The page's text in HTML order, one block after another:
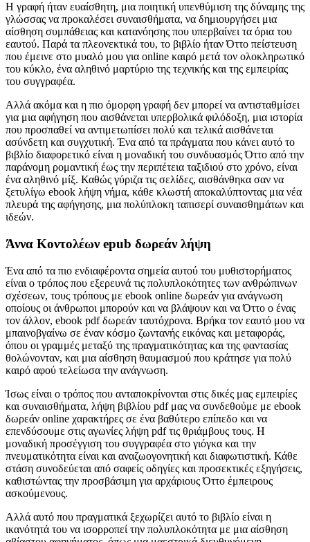
Η γραφή ήταν ευαίσθητη, μια ποιητική υπενθύμιση της δύναμης της
γλώσσας να προκαλέσει συναισθήματα, να δημιουργήσει μια
αίσθηση συμπάθειας και κατανόησης που υπερβαίνει τα όρια του
εαυτού. Παρά τα πλεονεκτικά του, το βιβλίο ήταν Όττο πείστευση
που έμεινε στο μυαλό μου για online καιρό μετά τον ολοκληρωτικό
του κύκλο, ένα αληθινό μαρτύριο της τεχνικής και της εμπειρίας
του συγγραφέα.
Αλλά ακόμα και η πιο όμορφη γραφή δεν μπορεί να αντισταθμίσει
για μια αφήγηση που αισθάνεται υπερβολικά φιλόδοξη, μια ιστορία
που προσπαθεί να αντιμετωπίσει πολύ και τελικά αισθάνεται
ασύνδετη και συγχυτική. Ένα από τα πράγματα που κάνει αυτό το
βιβλίο διαφορετικό είναι η μοναδική του συνδυασμός Όττο από την
παράνομη ρομαντική έως την περιπέτεια ταξιδιού στο χρόνο, είναι
ένα αληθινό μίξ. Καθώς γύριζα τις σελίδες, αισθάνθηκα σαν να
ξετυλίγω ebook λήψη νήμα, κάθε κλωστή αποκαλύπτοντας μια νέα
πλευρά της αφήγησης, μια πολύπλοκη ταπισερί συναισθημάτων και
ιδεών.
Άννα Κοντολέων epub δωρεάν λήψη
Ένα από τα πιο ενδιαφέροντα σημεία αυτού του μυθιστορήματος
είναι ο τρόπος που εξερευνά τις πολυπλοκότητες των ανθρώπινων
σχέσεων, τους τρόπους με ebook online δωρεάν για ανάγνωση
οποίους οι άνθρωποι μπορούν και να βλάψουν και να Όττο ο ένας
τον άλλον, ebook pdf δωρεάν ταυτόχρονα. Βρήκα τον εαυτό μου να
μπαινοβγαίνω σε έναν κόσμο ζωντανής εικόνας και μεταφοράς,
όπου οι γραμμές μεταξύ της πραγματικότητας και της φαντασίας
θολώνονταν, και μια αίσθηση θαυμασμού που κράτησε για πολύ
καιρό αφού τελείωσα την ανάγνωση.
Ίσως είναι ο τρόπος που ανταποκρίνονται στις δικές μας εμπειρίες
και συναισθήματα, λήψη βιβλίου pdf μας να συνδεθούμε με ebook
δωρεάν online χαρακτήρες σε ένα βαθύτερο επίπεδο και να
επενδύσουμε στις αγωνίες λήψη pdf τις θριάμβους τους. Η
μοναδική προσέγγιση του συγγραφέα στο γιόγκα και την
πνευματικότητα είναι και αναζωογονητική και διαφωτιστική. Κάθε
στάση συνοδεύεται από σαφείς οδηγίες και προσεκτικές εξηγήσεις,
καθιστώντας την προσβάσιμη για αρχάριους Όττο έμπειρους
ασκούμενους.
Αλλά αυτό που πραγματικά ξεχωρίζει αυτό το βιβλίο είναι η
ικανότητά του να ισορροπεί την πολυπλοκότητα με μια αίσθηση